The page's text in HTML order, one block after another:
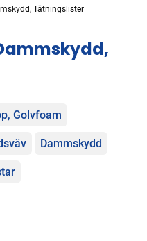
Tätningslister
Golvfoam
Dammskydd